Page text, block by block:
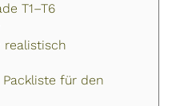
T1–T6
realistisch
für den